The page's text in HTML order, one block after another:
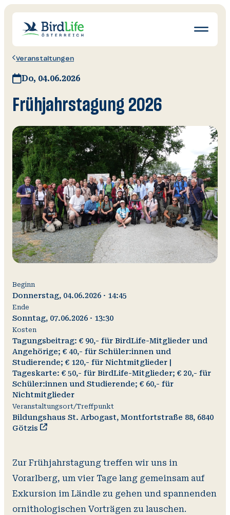
Wissen
Erleben
Ratgeber
Mitglied werden
Spenden & Helfen
Veranstaltungen
Beginn
Donnerstag, 04.06.2026 · 14:45
Ende
Sonntag, 07.06.2026 · 13:30
Kosten
Tagungsbeitrag: € 90,- für BirdLife-Mitglieder und
Angehörige; € 40,- für Schüler:innen und
Studierende; € 120,- für Nichtmitglieder |
Tageskarte: € 50,- für BirdLife-Mitglieder; € 20,- für
Schüler:innen und Studierende; € 60,- für
Nichtmitglieder
Veranstaltungsort/Treffpunkt
Bildungshaus St. Arbogast, Montfortstraße 88, 6840
Götzis
Do, 04.06.2026
Frühjahrstagung 2026
Zur Frühjahrstagung treffen wir uns in
Vorarlberg, um vier Tage lang gemeinsam auf
Exkursion im Ländle zu gehen und spannenden
ornithologischen Vorträgen zu lauschen.